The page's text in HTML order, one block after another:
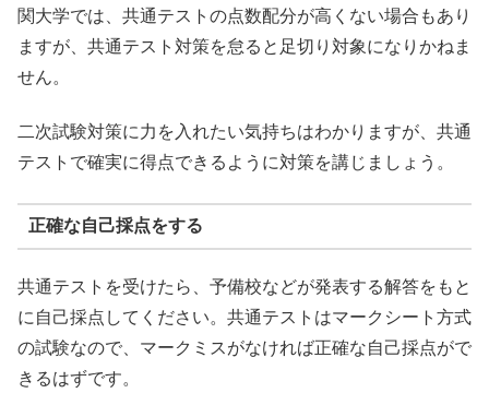
関大学では、共通テストの点数配分が高くない場合もあり
ますが、共通テスト対策を怠ると足切り対象になりかねま
せん。
二次試験対策に力を入れたい気持ちはわかりますが、共通
テストで確実に得点できるように対策を講じましょう。
正確な自己採点をする
共通テストを受けたら、予備校などが発表する解答をもと
に自己採点してください。共通テストはマークシート方式
の試験なので、マークミスがなければ正確な自己採点がで
きるはずです。